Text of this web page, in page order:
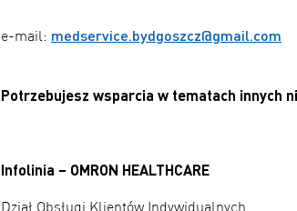
e-mail: medservice.bydgoszcz@gmail.com
Potrzebujesz wsparcia w tematach innych
Infolinia – OMRON HEALTHCARE